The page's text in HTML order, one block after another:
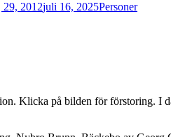
29, 2012juli 16, 2025Personer
Klicka på bilden för förstoring. I